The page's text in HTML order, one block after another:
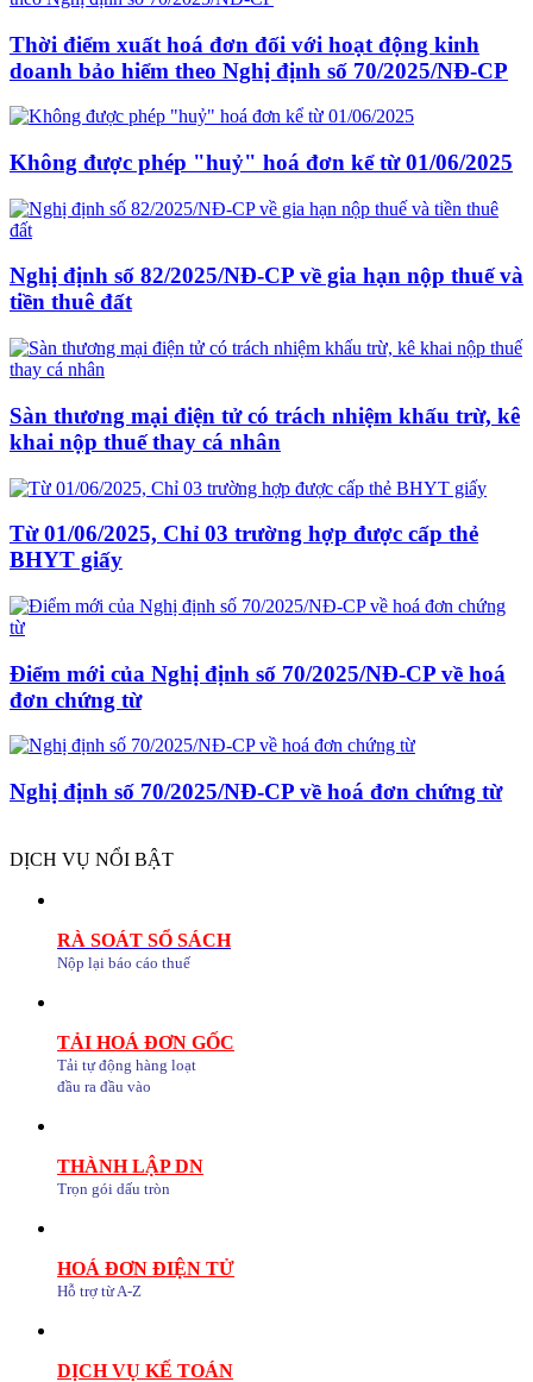
Thời điểm xuất hoá đơn đối với hoạt động kinh
doanh bảo hiểm theo Nghị định số 70/2025/NĐ-CP
Không được phép "huỷ" hoá đơn kể từ 01/06/2025
Nghị định số 82/2025/NĐ-CP về gia hạn nộp thuế và
tiền thuê đất
Sàn thương mại điện tử có trách nhiệm khấu trừ, kê
khai nộp thuế thay cá nhân
Từ 01/06/2025, Chỉ 03 trường hợp được cấp thẻ
BHYT giấy
Điểm mới của Nghị định số 70/2025/NĐ-CP về hoá
đơn chứng từ
Nghị định số 70/2025/NĐ-CP về hoá đơn chứng từ
DỊCH VỤ NỔI BẬT
RÀ SOÁT SỔ SÁCH
Nộp lại báo cáo thuế
TẢI HOÁ ĐƠN GỐC
Tải tự động hàng loạt
đầu ra đầu vào
THÀNH LẬP DN
Trọn gói dấu tròn
HOÁ ĐƠN ĐIỆN TỬ
Hỗ trợ từ A-Z
DỊCH VỤ KẾ TOÁN